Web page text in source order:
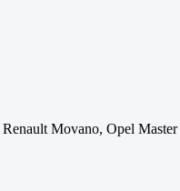
Renault Movano, Opel Master